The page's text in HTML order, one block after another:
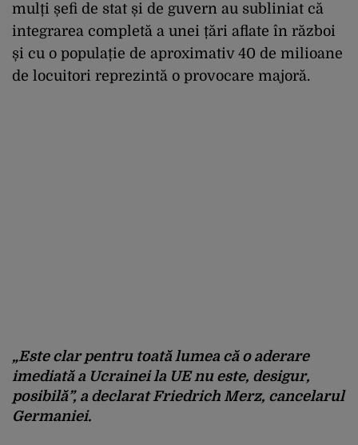
mulți șefi de stat și de guvern au subliniat că
integrarea completă a unei țări aflate în război
și cu o populație de aproximativ 40 de milioane
de locuitori reprezintă o provocare majoră.
„Este clar pentru toată lumea că o aderare
imediată a Ucrainei la UE nu este, desigur,
posibilă”, a declarat Friedrich Merz, cancelarul
Germaniei.